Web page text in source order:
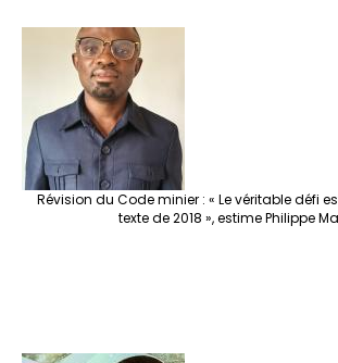
Révision du Code minier : « Le véritable défi
texte de 2018 », estime Philippe